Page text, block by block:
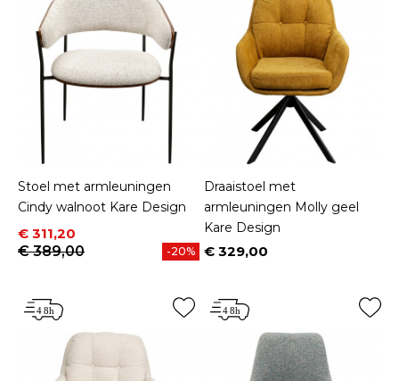
Stoel met armleuningen
Cindy walnoot Kare Design
Prijs
€ 311,20
Normale prijs
€ 389,00
-20%
Draaistoel met
armleuningen Molly geel
Kare Design
Prijs
€ 329,00